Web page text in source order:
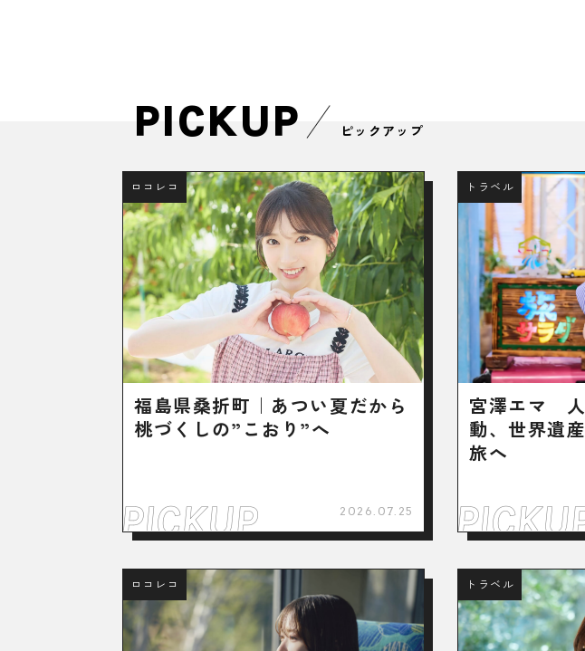
PICKUP ピックアップ
ロコレコ
福島県桑折町｜あつい夏だから
桃づくしの”こおり”へ
2026.07.25
トラベル
宮澤エマ 人
動、世界遺
旅へ
ロコレコ トラベル